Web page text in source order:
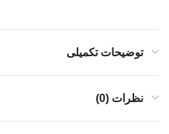
توضیحات تکمیلی
نظرات (0)